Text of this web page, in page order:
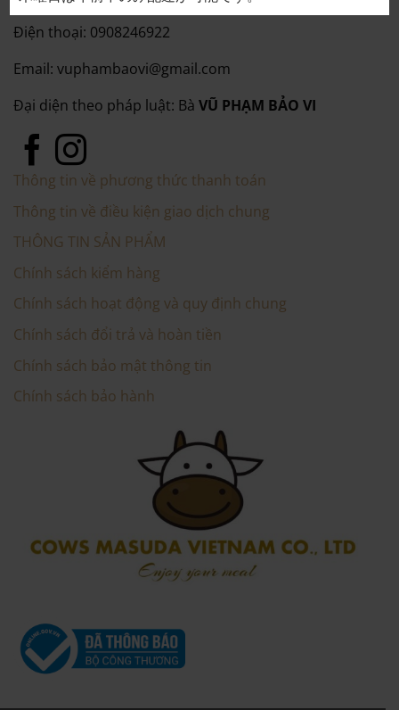
Điện thoại: 0908246922
Email: vuphambaovi@gmail.com
Đại diện theo pháp luật: Bà VŨ PHẠM BẢO VI
Thông tin về phương thức thanh toán
Thông tin về điều kiện giao dịch chung
THÔNG TIN SẢN PHẨM
Chính sách kiểm hàng
Chính sách hoạt động và quy định chung
Chính sách đổi trả và hoàn tiền
Chính sách bảo mật thông tin
Chính sách bảo hành